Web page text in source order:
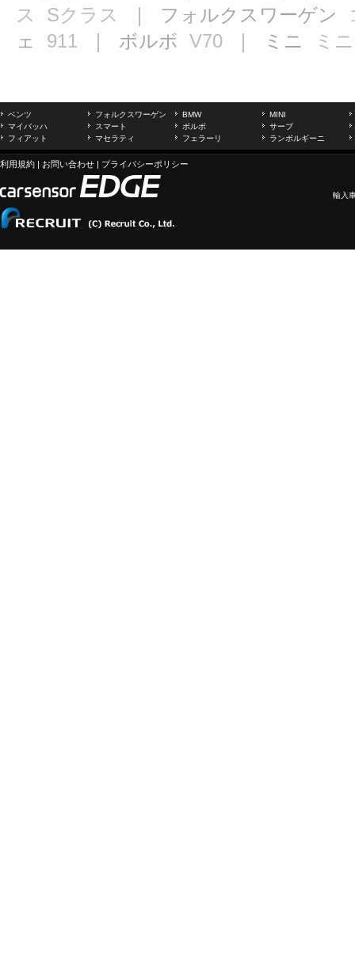
ス
Sクラス ｜ フォルクスワーゲン
ェ 911 ｜ ボルボ V70 ｜ ミニ ミニ
ベンツ フォルクスワーゲン BMW
MINI
マイバッハ
スマート ボルボ
サーブ
フィアット
マセラティ フェラーリ ランボルギーニ
利用規約 | お問い合わせ | プライバシーポリシー
輸入